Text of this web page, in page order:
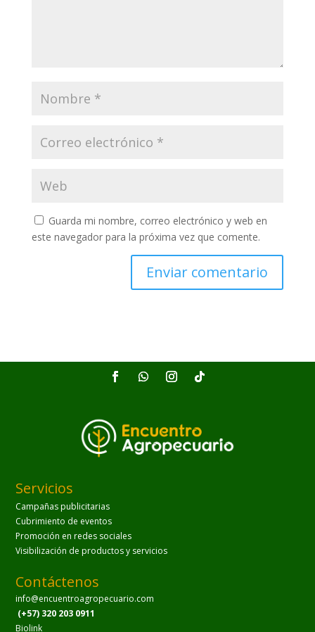
Guarda mi nombre, correo electrónico y web en
este navegador para la próxima vez que comente.
Servicios
Campañas publicitarias
Cubrimiento de eventos
Promoción en redes sociales
Visibilización de productos y servicios
Contáctenos
info@encuentroagropecuario.com
(+57) 320 203 0911
Biolink